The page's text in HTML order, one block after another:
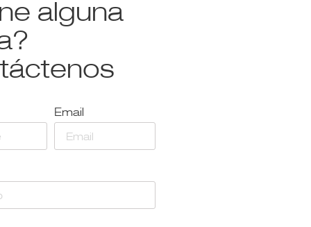
alguna
Email